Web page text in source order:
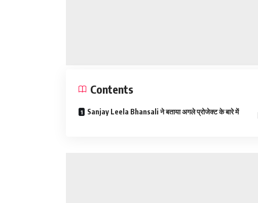
Contents
Sanjay Leela Bhansali ने बताया अगले प्रोजेक्ट के बारे में